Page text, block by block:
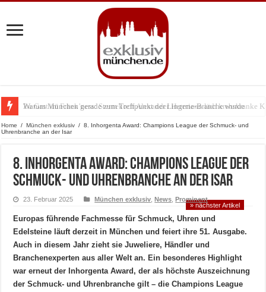
Warum München gerade zum Treffpunkt der Lingerie-Branche wurde
Home / München exklusiv / 8. Inhorgenta Award: Champions League der Schmuck- und
Uhrenbranche an der Isar
8. Inhorgenta Award: Champions League der
Schmuck- und Uhrenbranche an der Isar
23. Februar 2025 München exklusiv ,News ,Prominent
» nächster Artikel
Europas führende Fachmesse für Schmuck, Uhren und
Edelsteine läuft derzeit in München und feiert ihre 51. Ausgabe.
Auch in diesem Jahr zieht sie Juweliere, Händler und
Branchenexperten aus aller Welt an. Ein besonderes Highlight
war erneut der Inhorgenta Award, der als höchste Auszeichnung
der Schmuck- und Uhrenbranche gilt – die Champions League